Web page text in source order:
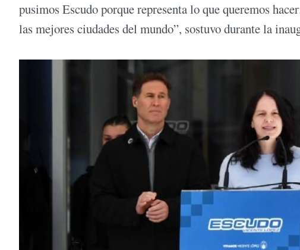
pusimos Escudo porque representa lo que queremos
las mejores ciudades del mundo”, sostuvo durante la